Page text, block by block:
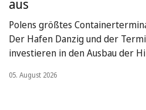
aus
Polens größtes
Der Hafen Danzig und der
investieren in den Ausbau der
05. August 2026